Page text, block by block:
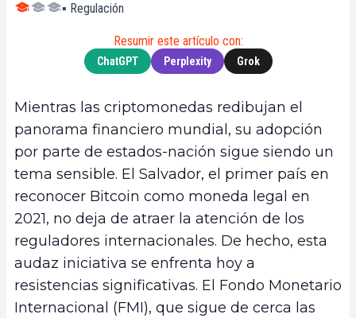
▪ Regulación
Resumir este artículo con:
ChatGPT Perplexity Grok
Mientras las criptomonedas redibujan el
panorama financiero mundial, su adopción
por parte de estados-nación sigue siendo un
tema sensible. El Salvador, el primer país en
reconocer Bitcoin como moneda legal en
2021, no deja de atraer la atención de los
reguladores internacionales. De hecho, esta
audaz iniciativa se enfrenta hoy a
resistencias significativas. El Fondo Monetario
Internacional (FMI), que sigue de cerca las